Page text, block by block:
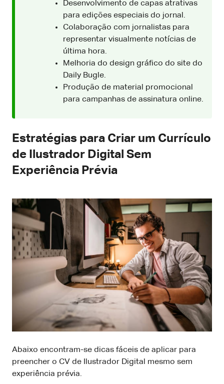
Desenvolvimento de capas atrativas
para edições especiais do jornal.
Colaboração com jornalistas para
representar visualmente notícias de
última hora.
Melhoria do design gráfico do site do
Daily Bugle.
Produção de material promocional
para campanhas de assinatura online.
Estratégias para Criar um Currículo
de Ilustrador Digital Sem
Experiência Prévia
Abaixo encontram-se dicas fáceis de aplicar para
preencher o CV de Ilustrador Digital mesmo sem
experiência prévia.